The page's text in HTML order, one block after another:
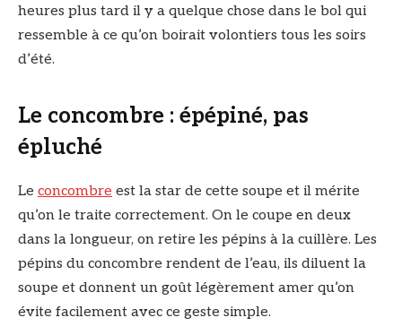
heures plus tard il y a quelque chose dans le bol qui
ressemble à ce qu’on boirait volontiers tous les soirs
d’été.
Le concombre : épépiné, pas
épluché
Le concombre est la star de cette soupe et il mérite
qu’on le traite correctement. On le coupe en deux
dans la longueur, on retire les pépins à la cuillère. Les
pépins du concombre rendent de l’eau, ils diluent la
soupe et donnent un goût légèrement amer qu’on
évite facilement avec ce geste simple.